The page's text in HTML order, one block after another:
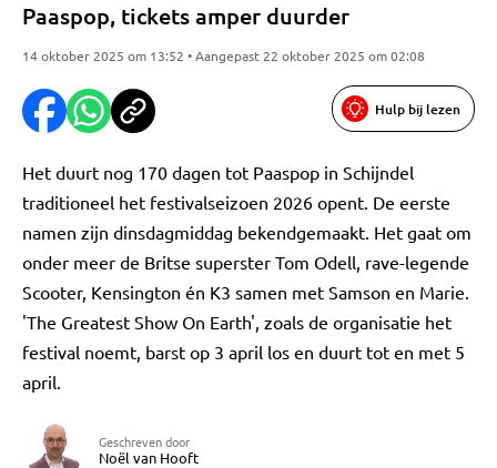
Paaspop, tickets amper duurder
14 oktober 2025 om 13:52 • Aangepast 22 oktober 2025 om 02:08
Hulp bij lezen
Het duurt nog 170 dagen tot Paaspop in Schijndel
traditioneel het festivalseizoen 2026 opent. De eerste
namen zijn dinsdagmiddag bekendgemaakt. Het gaat om
onder meer de Britse superster Tom Odell, rave-legende
Scooter, Kensington én K3 samen met Samson en Marie.
'The Greatest Show On Earth', zoals de organisatie het
festival noemt, barst op 3 april los en duurt tot en met 5
april.
Geschreven door
Noël van Hooft